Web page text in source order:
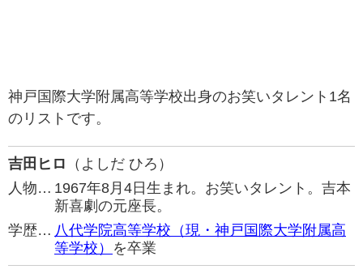
神戸国際大学附属高等学校出身のお笑いタレント1名
のリストです。
吉田ヒロ （よしだ ひろ）
人物… 1967年8月4日生まれ。お笑いタレント。吉本
新喜劇の元座長。
学歴… 八代学院高等学校（現・神戸国際大学附属高
等学校） を卒業